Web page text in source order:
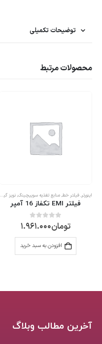
توضیحات تکمیلی
محصولات مرتبط
ناموجود
منابع تغذیه سوییچینگ
0از 5
تومان1.800.000
اطلاعات بیشتر
آخرین مطالب وبلاگ